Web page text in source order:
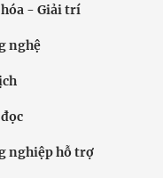
- Giải trí
nghệ
nghiệp hỗ trợ